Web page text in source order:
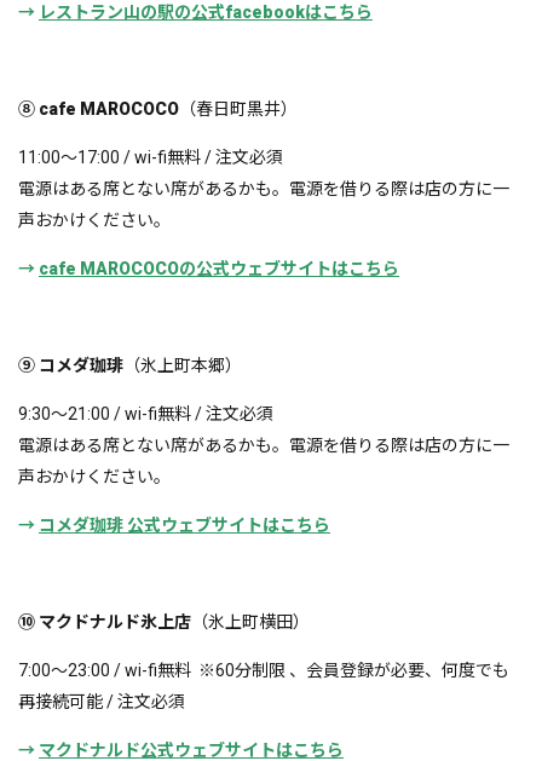
→ レストラン山の駅の公式facebookはこちら
⑧ cafe MAROCOCO （春日町黒井）
11:00〜17:00 / wi-fi無料 / 注文必須
電源はある席とない席があるかも。電源を借りる際は店の方に一
声おかけください。
→ cafe MAROCOCOの公式ウェブサイトはこちら
⑨ コメダ珈琲 （氷上町本郷）
9:30〜21:00 / wi-fi無料 / 注文必須
電源はある席とない席があるかも。電源を借りる際は店の方に一
声おかけください。
→ コメダ珈琲 公式ウェブサイトはこちら
⑩ マクドナルド氷上店 （氷上町横田）
7:00〜23:00 / wi-fi無料 ※60分制限 、会員登録が必要、何度でも
再接続可能 / 注文必須
→ マクドナルド公式ウェブサイトはこちら